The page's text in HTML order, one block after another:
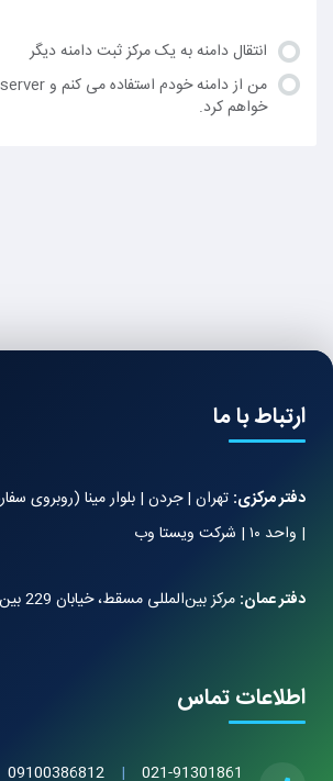
انتقال دامنه به یک مرکز ثبت دامنه دیگر
خواهم کرد.
ارتباط با ما
دفتر مرکزی:
| واحد ۱۰ | شرکت ویستا وب
دفتر عمان: مرکز بین‌المللی مسقط، خیابان 229 بین‌الفلاج، 79.80 p.o
اطلاعات تماس
021-91301861
|
09100386812